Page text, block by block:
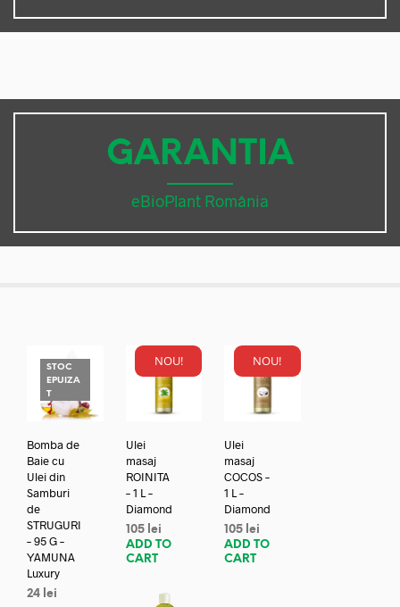
GARANTIA
eBioPlant România
STOC
EPUIZA
T
Bomba de
Baie cu
Ulei din
Samburi
de
STRUGURI
– 95 G –
YAMUNA
Luxury
24 lei
NOU!
Ulei
masaj
ROINITA
– 1 L –
Diamond
105 lei
ADD TO
CART
NOU!
Ulei
masaj
COCOS –
1 L –
Diamond
105 lei
ADD TO
CART